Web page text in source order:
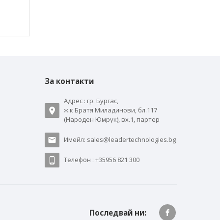
За контакти
Адрес : гр. Бургас,
ж.к Братя Миладинови, бл.117
(Народен Юмрук), вх.1, партер
Имейл: sales@leadertechnologies.bg
Телефон : +35956 821 300
Последвай ни: